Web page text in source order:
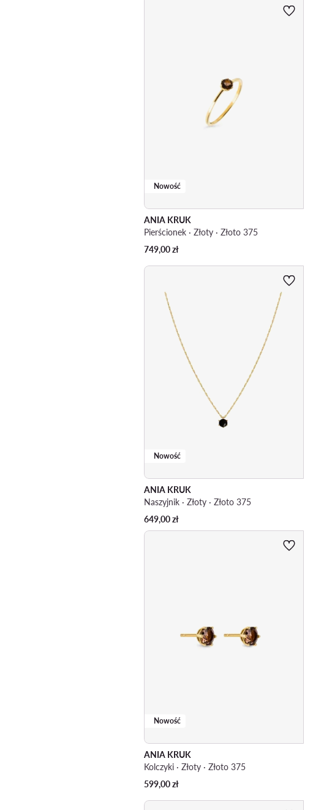
Nowość
ANIA KRUK
Pierścionek · Złoty · Złoto 375
749,00zł
Nowość
ANIA KRUK
Naszyjnik · Złoty · Złoto 375
649,00zł
Nowość
ANIA KRUK
Kolczyki · Złoty · Złoto 375
599,00zł